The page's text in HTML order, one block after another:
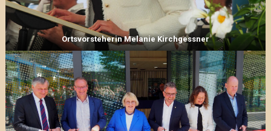
Ortsvorsteherin Melanie Kirchgessner